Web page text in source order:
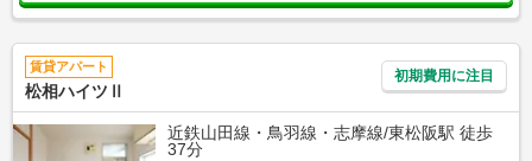
賃貸アパート
松相ハイツⅡ
初期費用に注目
近鉄山田線・鳥羽線・志摩線/東松阪駅 徒歩
37分